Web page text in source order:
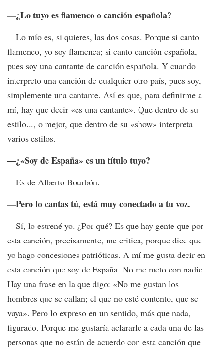
—¿Lo tuyo es flamenco o canción española?
—Lo mío es, si quieres, las dos cosas. Porque si canto
flamenco, yo soy flamenca; si canto canción española,
pues soy una cantante de canción española. Y cuando
interpreto una canción de cualquier otro país, pues soy,
simplemente una cantante. Así es que, para definirme a
mí, hay que decir «es una cantante». Que dentro de su
estilo..., o mejor, que dentro de su «show» interpreta
varios estilos.
—¿«Soy de España» es un título tuyo?
—Es de Alberto Bourbón.
—Pero lo cantas tú, está muy conectado a tu voz.
—Sí, lo estrené yo. ¿Por qué? Es que hay gente que por
esta canción, precisamente, me critica, porque dice que
yo hago concesiones patrióticas. A mí me gusta decir en
esta canción que soy de España. No me meto con nadie.
Hay una frase en la que digo: «No me gustan los
hombres que se callan; el que no esté contento, que se
vaya». Pero lo expreso en un sentido, más que nada,
figurado. Porque me gustaría aclararle a cada una de las
personas que no están de acuerdo con esta canción que